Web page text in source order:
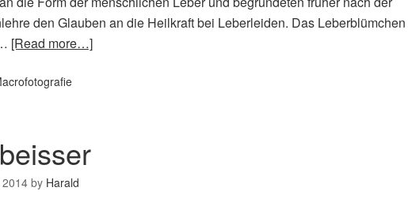
den Glauben an die Heilkraft bei Leberleiden. Das Leberblümchen
[Read more…]
by Harald